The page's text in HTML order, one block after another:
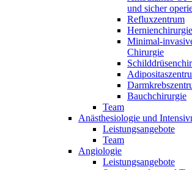
und sicher
Refluxzentrum
Hernienchirurgie
Minimal-
Chirurgie
Bauchchirurgie
Team
Anästhesiologie und
Leistungsangebote
Team
Angiologie
Leistungsangebote